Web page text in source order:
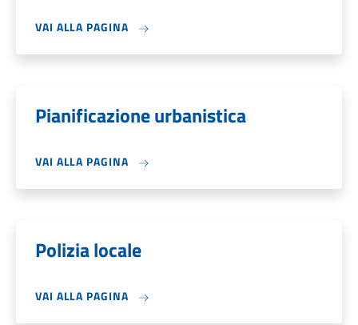
VAI ALLA PAGINA
Pianificazione urbanistica
VAI ALLA PAGINA
Polizia locale
VAI ALLA PAGINA